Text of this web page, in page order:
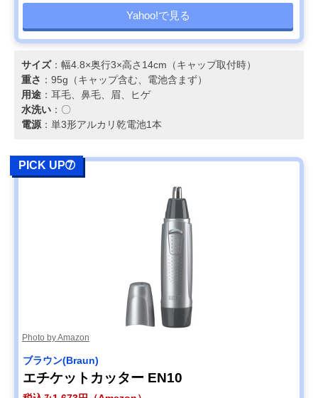
Yahoo!で見る
サイズ：幅4.8×奥行3×高さ14cm（キャップ取付時）
重さ ：95g（キャップ含む、電池含まず）
用途 ：耳毛、鼻毛、眉、ヒゲ
水洗い ：〇
電源 ：単3形アルカリ乾電池1本
PICK UP➆
Photo by Amazon
ブラウン(Braun)
エチケットカッター EN10